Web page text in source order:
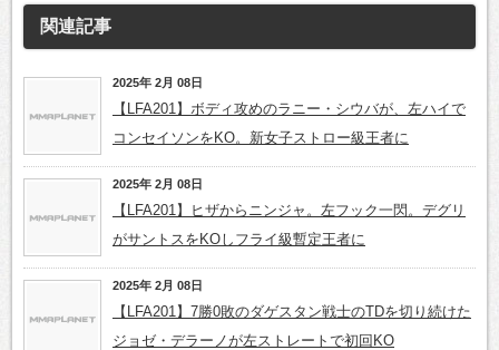
関連記事
2025年 2月 08日
【LFA201】ボディ攻めのラニー・シウバが、左ハイで
コンセイソンをKO。新女子ストロー級王者に
2025年 2月 08日
【LFA201】ヒザからニンジャ。左フック一閃。デグリ
がサントスをKOしフライ級暫定王者に
2025年 2月 08日
【LFA201】7勝0敗のダゲスタン戦士のTDを切り続けた
ジョゼ・デラーノが左ストレートで初回KO